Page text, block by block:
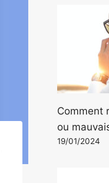
Comment
ou
19/01/2024